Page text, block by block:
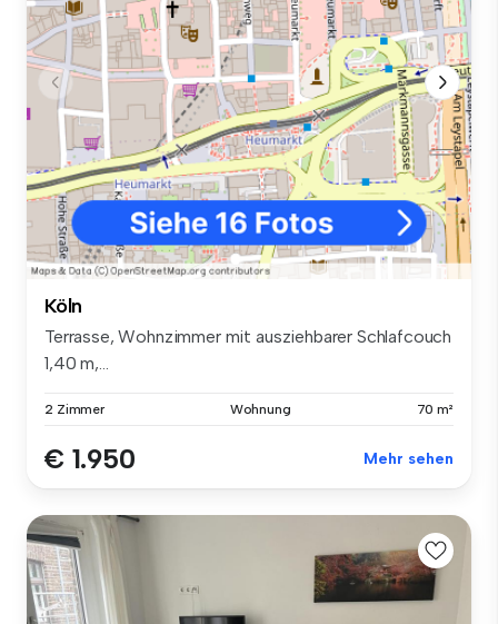
Köln
Terrasse, Wohnzimmer mit ausziehbarer Schlafcouch
1,40 m,...
2 Zimmer Wohnung 70 m²
€ 1.950 Mehr sehen